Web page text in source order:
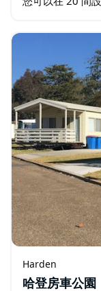
配有一張床…
Harden
哈登房車公園